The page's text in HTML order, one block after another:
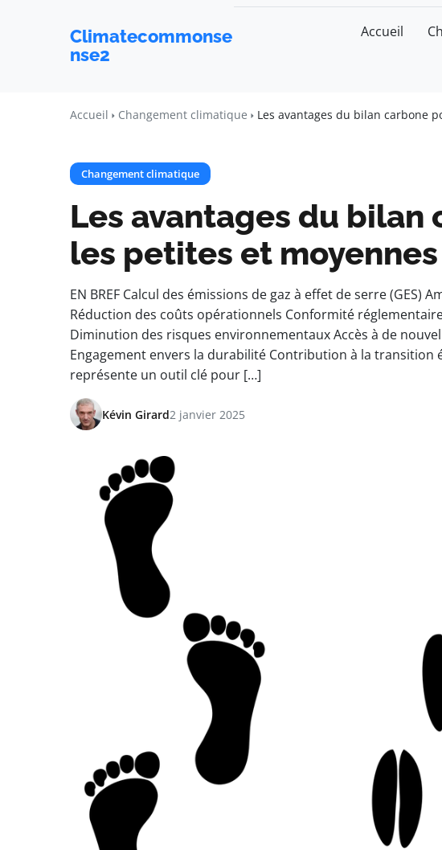
Climatecommonse
nse2
Accueil
Accueil Changement climatique Les avantages du bilan carbone
Changement climatique
Les avantages du bilan
les petites et
EN BREF Calcul des émissions de gaz à effet de serre (GES)
Réduction des coûts opérationnels Conformité
Diminution des risques environnementaux Accès à de
Engagement envers la durabilité Contribution à la transition
représente un outil clé pour […]
Kévin Girard2 janvier 2025